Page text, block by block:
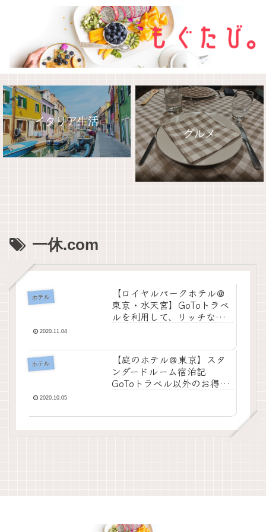
イタリア生活
グルメ
一休.com
ホテル
【ロイヤルパークホテル＠
東京・水天宮】GoToトラベ
ルを利用して、リッチなホ
2020.11.04
ホテル
【庭のホテル＠東京】スタ
ンダードルーム宿泊記
GoToトラベル以外のお得情
2020.10.05